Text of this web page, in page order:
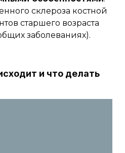
склероза костной
старшего возраста
заболеваниях).
и что делать